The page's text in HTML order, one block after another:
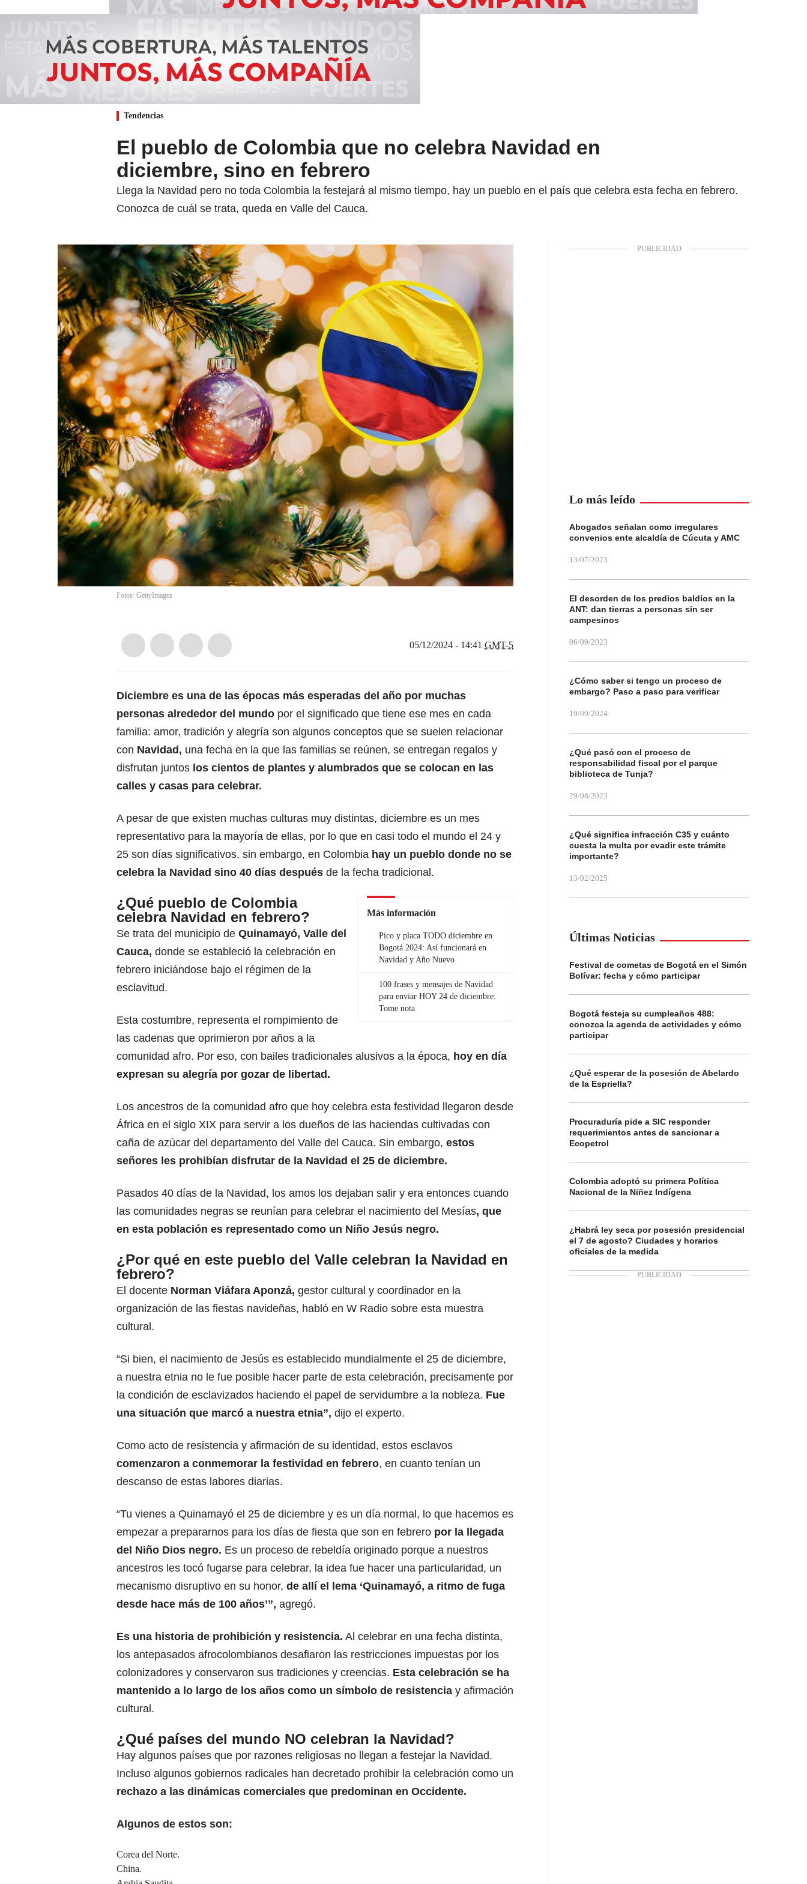
Tendencias
El pueblo de Colombia que no celebra Navidad en
diciembre, sino en febrero
Llega la Navidad pero no toda Colombia la festejará al mismo tiempo, hay un pueblo en el país que celebra esta fecha en febrero.
Conozca de cuál se trata, queda en Valle del Cauca.
Fotos: GettyImages
05/12/2024 - 14:41 GMT-5
Diciembre es una de las épocas más esperadas del año por muchas
personas alrededor del mundo por el significado que tiene ese mes en cada
familia: amor, tradición y alegría son algunos conceptos que se suelen relacionar
con Navidad , una fecha en la que las familias se reúnen, se entregan regalos y
disfrutan juntos los cientos de plantes y alumbrados que se colocan en las
calles y casas para celebrar.
A pesar de que existen muchas culturas muy distintas, diciembre es un mes
representativo para la mayoría de ellas, por lo que en casi todo el mundo el 24 y
25 son días significativos, sin embargo, en Colombia hay un pueblo donde no se
celebra la Navidad sino 40 días después de la fecha tradicional.
Más información
Pico y placa TODO diciembre en
Bogotá 2024: Así funcionará en
Navidad y Año Nuevo
100 frases y mensajes de Navidad
para enviar HOY 24 de diciembre:
Tome nota
¿Qué pueblo de Colombia
celebra Navidad en febrero?
Se trata del municipio de Quinamayó, Valle del
Cauca, donde se estableció la celebración en
febrero iniciándose bajo el régimen de la
esclavitud.
Esta costumbre, representa el rompimiento de
las cadenas que oprimieron por años a la
comunidad afro. Por eso, con bailes tradicionales alusivos a la época, hoy en día
expresan su alegría por gozar de libertad.
Los ancestros de la comunidad afro que hoy celebra esta festividad llegaron desde
África en el siglo XIX para servir a los dueños de las haciendas cultivadas con
caña de azúcar del departamento del Valle del Cauca. Sin embargo, estos
señores les prohibían disfrutar de la Navidad el 25 de diciembre.
Pasados 40 días de la Navidad, los amos los dejaban salir y era entonces cuando
las comunidades negras se reunían para celebrar el nacimiento del Mesías, que
en esta población es representado como un Niño Jesús negro.
¿Por qué en este pueblo del Valle celebran la Navidad en
febrero?
El docente Norman Viáfara Aponzá, gestor cultural y coordinador en la
organización de las fiestas navideñas, habló en W Radio sobre esta muestra
cultural.
“Si bien, el nacimiento de Jesús es establecido mundialmente el 25 de diciembre,
a nuestra etnia no le fue posible hacer parte de esta celebración, precisamente por
la condición de esclavizados haciendo el papel de servidumbre a la nobleza. Fue
una situación que marcó a nuestra etnia”, dijo el experto.
Como acto de resistencia y afirmación de su identidad, estos esclavos
comenzaron a conmemorar la festividad en febrero, en cuanto tenían un
descanso de estas labores diarias.
“Tu vienes a Quinamayó el 25 de diciembre y es un día normal, lo que hacemos es
empezar a prepararnos para los días de fiesta que son en febrero por la llegada
del Niño Dios negro. Es un proceso de rebeldía originado porque a nuestros
ancestros les tocó fugarse para celebrar, la idea fue hacer una particularidad, un
mecanismo disruptivo en su honor, de allí el lema ‘Quinamayó, a ritmo de fuga
desde hace más de 100 años’”, agregó.
Es una historia de prohibición y resistencia. Al celebrar en una fecha distinta,
los antepasados afrocolombianos desafiaron las restricciones impuestas por los
colonizadores y conservaron sus tradiciones y creencias. Esta celebración se ha
mantenido a lo largo de los años como un símbolo de resistencia y afirmación
cultural.
¿Qué países del mundo NO celebran la Navidad?
Hay algunos países que por razones religiosas no llegan a festejar la Navidad.
Incluso algunos gobiernos radicales han decretado prohibir la celebración como un
rechazo a las dinámicas comerciales que predominan en Occidente.
Algunos de estos son:
Corea del Norte.
China.
Lo más leído
Abogados señalan como irregulares
convenios ente alcaldía de Cúcuta y AMC
13/07/2023
El desorden de los predios baldíos en la
ANT: dan tierras a personas sin ser
campesinos
06/09/2023
¿Cómo saber si tengo un proceso de
embargo? Paso a paso para verificar
19/09/2024
¿Qué pasó con el proceso de
responsabilidad fiscal por el parque
biblioteca de Tunja?
29/08/2023
¿Qué significa infracción C35 y cuánto
cuesta la multa por evadir este trámite
importante?
13/02/2025
Últimas Noticias
Festival de cometas de Bogotá en el Simón
Bolívar: fecha y cómo participar
Bogotá festeja su cumpleaños 488:
conozca la agenda de actividades y cómo
participar
¿Qué esperar de la posesión de Abelardo
de la Espriella?
Procuraduría pide a SIC responder
requerimientos antes de sancionar a
Ecopetrol
Colombia adoptó su primera Política
Nacional de la Niñez Indígena
¿Habrá ley seca por posesión presidencial
el 7 de agosto? Ciudades y horarios
oficiales de la medida